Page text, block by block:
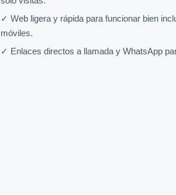
✓ Web ligera y rápida para funcionar bien
móviles.
✓ Enlaces directos a llamada y WhatsApp